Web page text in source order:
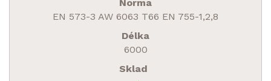
EN 573-3 AW 6063 T66 EN 755-1,2,8
6000